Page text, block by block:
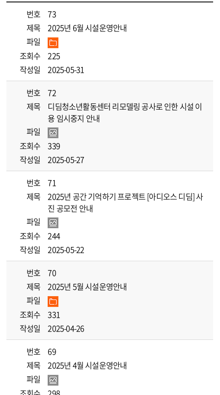
번호
73
제목
2025년 6월 시설운영안내
파일
조회수
225
작성일
2025-05-31
번호
72
제목
디딤청소년활동센터 리모델링 공사로 인한 시설 이
용 임시중지 안내
파일
조회수
339
작성일
2025-05-27
번호
71
제목
2025년 공간 기억하기 프로젝트 [아디오스 디딤] 사
진 공모전 안내
파일
조회수
244
작성일
2025-05-22
번호
70
제목
2025년 5월 시설운영안내
파일
조회수
331
작성일
2025-04-26
번호
69
제목
2025년 4월 시설운영안내
파일